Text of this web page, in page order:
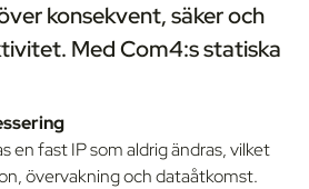
konsekvent, säker och
Med Com4:s statiska
en fast IP som aldrig ändras, vilket
övervakning och dataåtkomst.